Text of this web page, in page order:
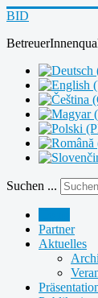
BID
Suchen ...
Partner
Aktuelles